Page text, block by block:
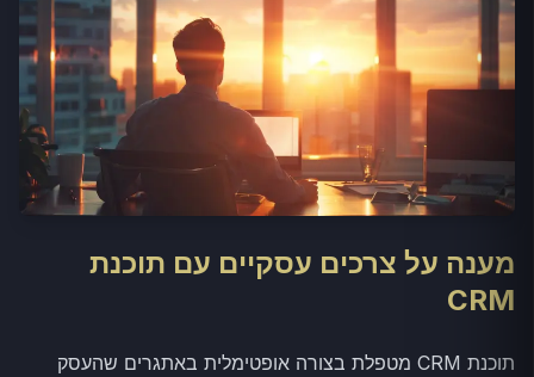
מענה על צרכים עסקיים עם תוכנת
CRM
תוכנת CRM מטפלת בצורה אופטימלית באתגרים שהעסק